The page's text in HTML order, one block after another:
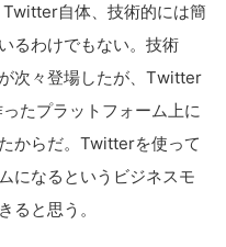
Twitter自体、技術的には簡
るわけでもない。技術
次々登場したが、Twitter
たプラッ トフォーム上に
からだ。Twitterを使って
になるという ビジネスモ
ると思う。